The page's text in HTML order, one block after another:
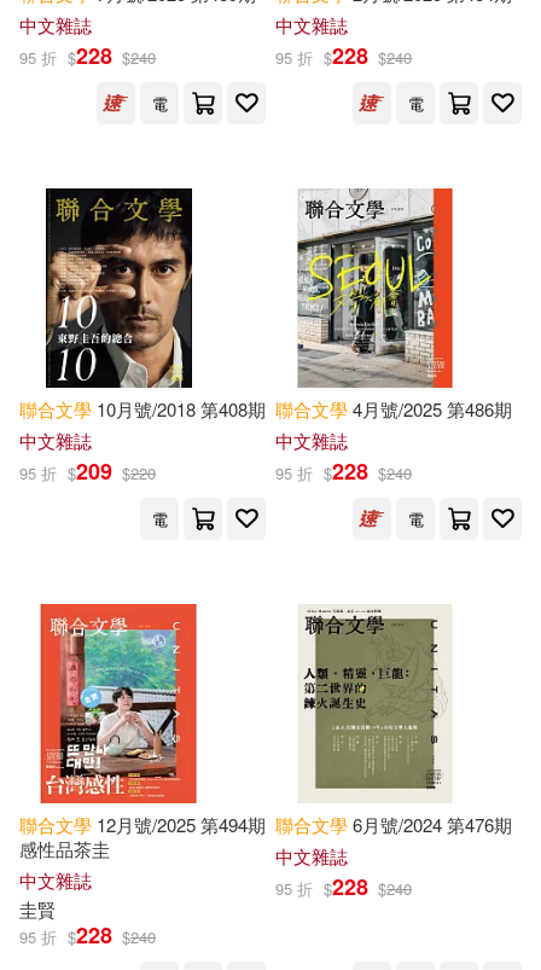
Adams(5180) Rose(5159)
Allen(5147) Harris(5127)
Shakespeare(5118)
Steve(5047) Howard(5046)
Thompson(5019)
Notebooks(5009)
Green(4969) Clark(4846)
Graham(4843) Brian(4829)
Margaret(4807) Karen(4775)
Stevenson(4750)
Patricia(4739)
Penguin Group USA(4297)
Author Solutions(4224)
Random House Inc(4219)
吉林出版集團有限責任公司(4177)
中國社會科學出版社(4154)
Pocket Books(3997)
上海古籍出版社(3914)
Penguin USA(3894)
Random House(3894)
中信出版社(3875)
華東師範大學出版社(3751)
中文雜誌
95 折 $228 $240
電
中文雜誌
95 折 $228 $240
電
聯合文學 10月號/2018 第408期
中文雜誌
95 折 $209 $220
電
聯合文學4月號/2025 第486期
中文雜誌
95 折 $228 $240
電
聯合文學 12月號/2025 第494期
感性品茶圭
中文雜誌
圭賢
95 折 $228 $240
聯合文學6月號/2024 第476期
中文雜誌
95 折 $228 $240